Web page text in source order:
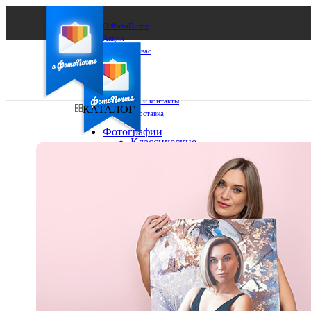
О ФотоПочте
Акции
Сделаем за вас
Бизнесу
FAQ
Франшиза
Поддержка и контакты
Оплата и доставка
КАТАЛОГ
Фотографии
Классические
15х20
20х20
20х30
30х30
30х40
А4
Фото